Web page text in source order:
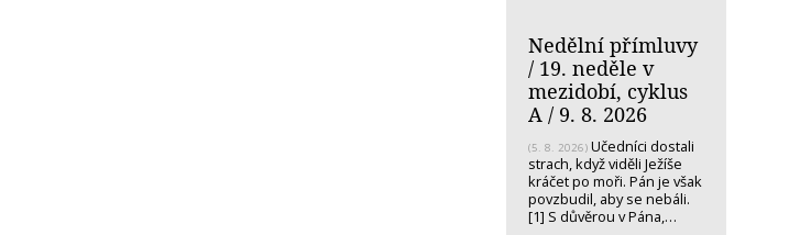
Nedělní přímluvy
/ 19. neděle v
mezidobí, cyklus
A / 9. 8. 2026
(5. 8. 2026) Učedníci dostali
strach, když viděli Ježíše
kráčet po moři. Pán je však
povzbudil, aby se nebáli.
[1] S důvěrou v Pána,…